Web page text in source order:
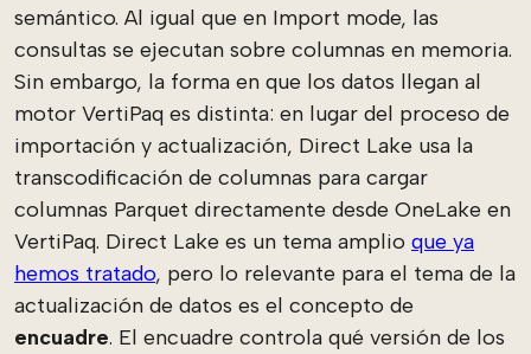
semántico. Al igual que en Import mode, las
consultas se ejecutan sobre columnas en memoria.
Sin embargo, la forma en que los datos llegan al
motor VertiPaq es distinta: en lugar del proceso de
importación y actualización, Direct Lake usa la
transcodificación de columnas para cargar
columnas Parquet directamente desde OneLake en
VertiPaq. Direct Lake es un tema amplio que ya
hemos tratado, pero lo relevante para el tema de la
actualización de datos es el concepto de
encuadre. El encuadre controla qué versión de los